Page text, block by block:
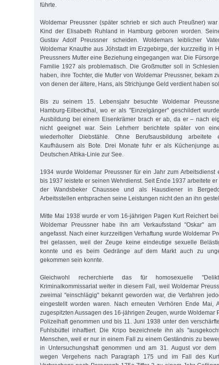
führte.
Woldemar Preussner (später schrieb er sich auch Preußner)
Kind der Elisabeth Ruhland in Hamburg geboren worden.
Gustav Adolf Preussner scheiden. Woldemars leiblicher
Woldemar Knauthe aus Jöhstadt im Erzgebirge, der kurzzeitig in
Preussners Mutter eine Beziehung eingegangen war. Die
Familie 1927 als problematisch. Die Großmutter soll in
haben, ihre Tochter, die Mutter von Woldemar Preussner, bekam
von denen der ältere, Hans, als Strichjunge Geld verdient haben
Bis zu seinem 15. Lebensjahr besuchte Woldemar
Hamburg-Eilbeckthal, wo er als "Einzelgänger" geschildert
Ausbildung bei einem Eisenkrämer brach er ab, da er – nach
nicht geeignet war. Sein Lehrherr berichtete später von
wiederholter Diebstähle. Ohne Berufsausbildung arbeitete
Kaufhäusern als Bote. Drei Monate fuhr er als Küchenjunge
Deutschen Afrika-Linie zur See.
1934 wurde Woldemar Preussner für ein Jahr zum Arbeitsdienst
bis 1937 leistete er seinen Wehrdienst. Seit Ende 1937 arbeitete
der Wandsbeker Chaussee und als Hausdiener in
Arbeitsstellen entsprachen seine Leistungen nicht den an ihn
Mitte Mai 1938 wurde er vom 16-jährigen Pagen Kurt Reichert
Woldemar Preussner habe ihn am Verkaufsstand "Oskar" am
angefasst. Nach einer kurzzeitigen Verhaftung wurde Woldemar
frei gelassen, weil der Zeuge keine eindeutige sexuelle
konnte und es beim Gedränge auf dem Markt auch zu
gekommen sein konnte.
Gleichwohl recherchierte das für homosexuelle
Kriminalkommissariat weiter in diesem Fall, weil Woldemar
zweimal "einschlägig" bekannt geworden war, die Verfahren
eingestellt worden waren. Nach erneuten Verhören Ende Mai,
zugespitzten Aussagen des 16-jährigen Zeugen, wurde Woldemar
Polizeihaft genommen und bis 11. Juni 1938 unter den
Fuhlsbüttel inhaftiert. Die Kripo bezeichnete ihn als
Menschen, weil er nur in einem Fall zu einem Geständnis zu
in Untersuchungshaft genommen und am 31. August vor dem
wegen Vergehens nach Paragraph 175 und im Fall des